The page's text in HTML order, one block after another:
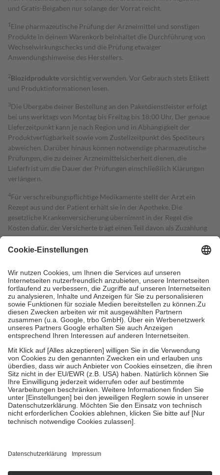
und Gratis-Beigaben nur solange der Vorrat reicht.
1 Eine pharmazeutische Prüfung der Arzneimittel und sonstigen
Produkte in deinem Warenkorb beinhaltet die Durchführung von
Wechselwirkungschecks und die Prüfung etwaiger
Anwendungshinweise des Herstellers.
2Biozidproduktevorsichtig verwenden. Vor Gebrauch stets Etikett
und Produktinformationen lesen.
3Die Übergabe deiner Bestellung an den Paketdienstleister erfolgt
bei uns werktags von Montag bis Freitag bis 18:00 Uhr. Der genaue
Lieferzeitpunkt kann je nach Region und in Abhängigkeit der
Produktverfügbarkeit sowie vom Zustellzeitpunkt des Spediteurs
abweichen. Darüber hinaus können notwendige pharmazeutische
Prüfungen, die zu deiner Arzneimittelsicherheit dienen, die
Lieferfrist um die Dauer der Prüfungen einschließlich Klärungen
verlängern.
4Für verschreibungspflichtige Medikamente stellt der Arzt ein
Rezept aus und der Patient erhält sie in der Apotheke. Die
gesetzliche Krankenversicherung übernimmt in der Regel die
Kosten dafür, der Versicherte trägt einen Teil davon als Zuzahlung
mit.
Grundsätzlich leisten Mitglieder Zuzahlungen in Höhe von zehn
höchstens zehn Euro.
Es sind jedoch nie mehr als die tatsächlichen
Kosten der Leistung zu entrichten.
Diese Regeln gelten grundsätzlich auch für Online-Apotheken.
Bei Heilmitteln und häuslicher Krankenpflege beträgt die
Zuzahlung zehn Prozent der Kosten sowie zehn Euro je
Verordnung.
Um das Engagement der Versicherten für ihre eigene Gesundheit zu
stärken und die besondere Stellung der Familie zu unterstützen,
fallenkeine Zuzahlungenan bei:
• Kindern und Jugendlichen bis zum vollendeten 18. Lebensjahr
mit Ausnahme der Fahrkosten
• Untersuchungen zur Vorsorge und Früherkennung, die von der
GKV getragen werden
• empfohlenen Schutzimpfungen
• Harn- und Blutteststreifen
getroffen, um sicherzustellen, dass es sich um echte Bewertungen
https://help.etrusted.com/hc/de/articles/4419944605341